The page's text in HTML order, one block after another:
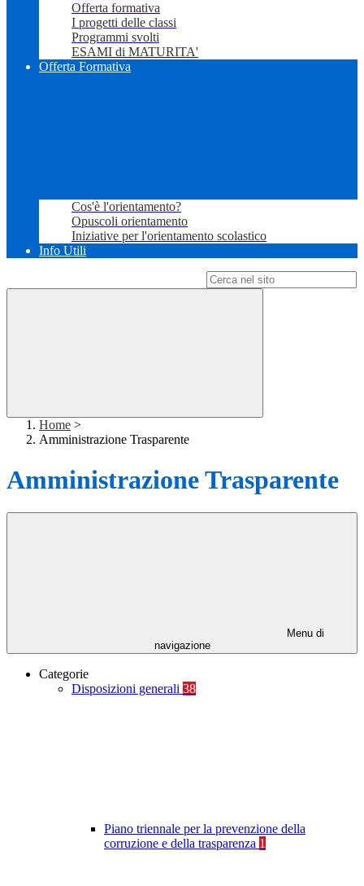
Offerta formativa
I progetti delle classi
Programmi svolti
ESAMI di MATURITA'
Offerta Formativa
Cos'è l'orientamento?
Opuscoli orientamento
Iniziative per l'orientamento scolastico
Info Utili
Home >
Amministrazione Trasparente
Amministrazione Trasparente
Menu di
navigazione
Categorie
Disposizioni generali 38
Piano triennale per la prevenzione della
corruzione e della trasparenza 1